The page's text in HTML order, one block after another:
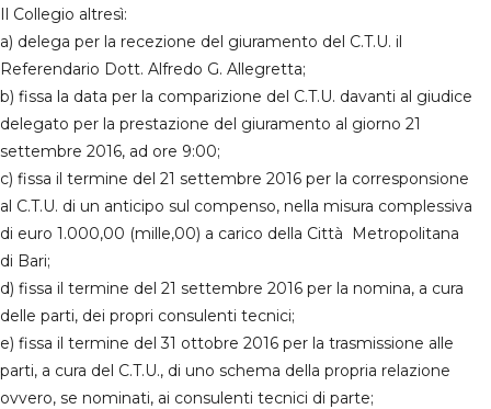
Il Collegio altresì:
a) delega per la recezione del giuramento del C.T.U. il
Referendario Dott. Alfredo G. Allegretta;
b) fissa la data per la comparizione del C.T.U. davanti al giudice
delegato per la prestazione del giuramento al giorno 21
settembre 2016, ad ore 9:00;
c) fissa il termine del 21 settembre 2016 per la corresponsione
al C.T.U. di un anticipo sul compenso, nella misura complessiva
di euro 1.000,00 (mille,00) a carico della Città Metropolitana
di Bari;
d) fissa il termine del 21 settembre 2016 per la nomina, a cura
delle parti, dei propri consulenti tecnici;
e) fissa il termine del 31 ottobre 2016 per la trasmissione alle
parti, a cura del C.T.U., di uno schema della propria relazione
ovvero, se nominati, ai consulenti tecnici di parte;